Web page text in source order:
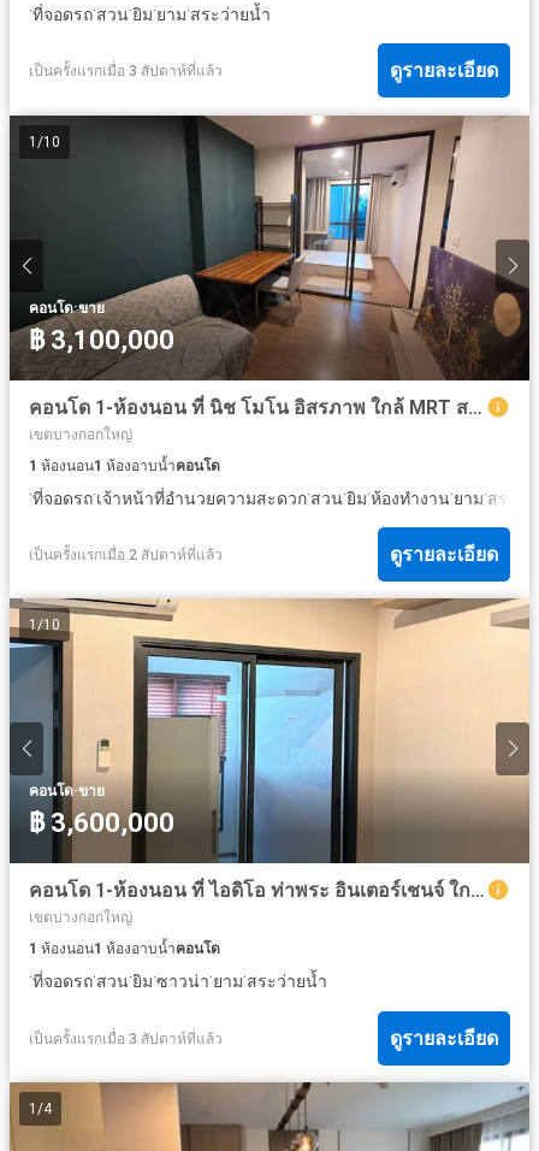
·ที่จอดรถ·สวน·ยิม·ยาม·สระว่ายน้ำ
เป็นครั้งแรกเมื่อ 3 สัปดาห์ที่แล้ว ดูรายละเอียด
1 /10
คอนโด·ขาย
฿ 3,100,000
คอนโด 1-ห้องนอน ที่ นิช โมโน อิสรภาพ ใกล้ MRT สนามไชย
เขตบางกอกใหญ่
1 ห้องนอน1 ห้องอาบน้ำคอนโด
·ที่จอดรถ·เจ้าหน้าที่อำนวยความสะดวก·สวน·ยิม·ห้องทำงาน·ยาม·สระว่
เป็นครั้งแรกเมื่อ 2 สัปดาห์ที่แล้ว ดูรายละเอียด
1/10
คอนโด·ขาย
฿ 3,600,000
คอนโด 1-ห้องนอน ที่ ไอดิโอ ท่าพระ อินเตอร์เชนจ์ ใกล้ MRT ท่าพระ
เขตบางกอกใหญ่
1 ห้องนอน1 ห้องอาบน้ำคอนโด
·ที่จอดรถ·สวน·ยิม·ซาวน่า·ยาม·สระว่ายน้ำ
เป็นครั้งแรกเมื่อ 3 สัปดาห์ที่แล้ว ดูรายละเอียด
1 /4